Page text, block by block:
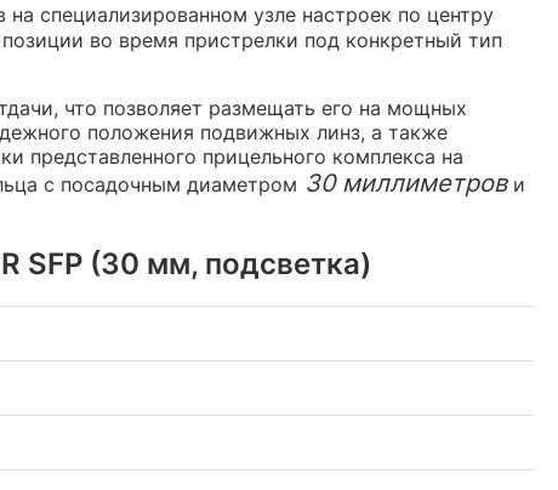
специализированном узле настроек по центру
во время пристрелки под конкретный тип
что позволяет размещать его на мощных
положения подвижных линз, а также
представленного прицельного комплекса на
с посадочным диаметром 30 миллиметрови
SFP (30 мм, подсветка)